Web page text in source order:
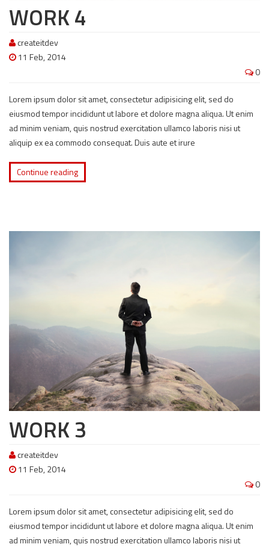
WORK 4
createitdev
11 Feb, 2014
0
Lorem ipsum dolor sit amet, consectetur adipisicing elit, sed do
eiusmod tempor incididunt ut labore et dolore magna aliqua. Ut enim
ad minim veniam, quis nostrud exercitation ullamco laboris nisi ut
aliquip ex ea commodo consequat. Duis aute et irure
Continue reading
WORK 3
createitdev
11 Feb, 2014
0
Lorem ipsum dolor sit amet, consectetur adipisicing elit, sed do
eiusmod tempor incididunt ut labore et dolore magna aliqua. Ut enim
ad minim veniam, quis nostrud exercitation ullamco laboris nisi ut